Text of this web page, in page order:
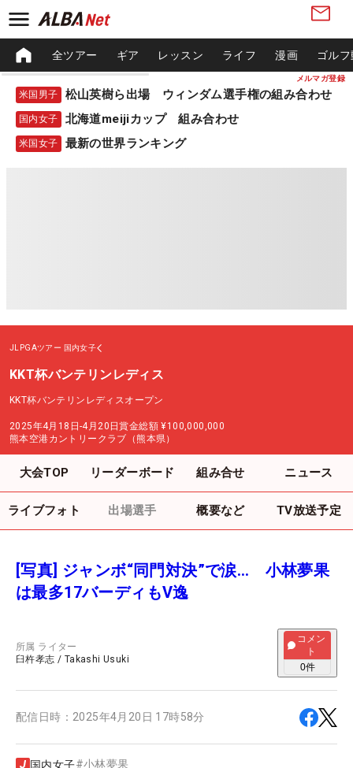
メルマガ登録
全ツアー ギア レッスン ライフ 漫画 ゴル
米国男子 松山英樹ら出場 ウィンダム選手権の組み合わせ
国内女子 北海道meijiカップ 組み合わせ
米国女子 最新の世界ランキング
JLPGAツアー 国内女子
KKT杯バンテリンレディス
KKT杯バンテリンレディスオープン
2025年4月18日-4月20日賞金総額 ¥100,000,000
熊本空港カントリークラブ（熊本県）
大会TOP リーダーボード 組み合せ ニュース
ライブフォト 出場選手 概要など TV放送予定
[写真] ジャンボ“同門対決”で涙… 小林夢果
は最多17バーディもV逸
所属 ライター
臼杵孝志 / Takashi Usuki
コメン
ト
0件
配信日時： 2025年4月20日 17時58分
国内女子#小林夢果